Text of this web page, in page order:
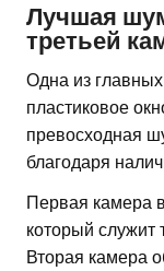
Лучшая
третьей
Одна из
пластиковое
превосходная
благодаря
Первая камера
который
Вторая камера